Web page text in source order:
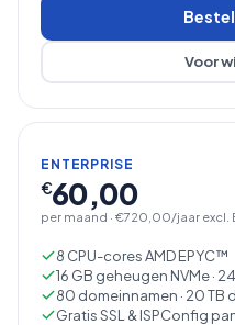
Voor
ENTERPRISE
€60,00
per maand · €720,00/jaar excl.
8 CPU-cores AMD EPYC™
16 GB geheugen NVMe ·
80 domeinnamen · 20 TB
Gratis SSL & ISPConfig